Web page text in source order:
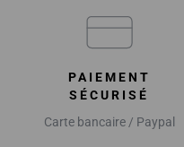
PAIEMENT
SÉCURISÉ
Carte bancaire / Paypal